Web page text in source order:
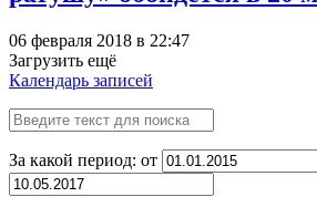
06 февраля 2018 в 22:47
Загрузить ещё
Календарь записей
За какой период: от